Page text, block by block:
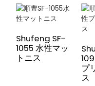
Shufeng SF-
1055 水性マッ
トニス
プ
ス